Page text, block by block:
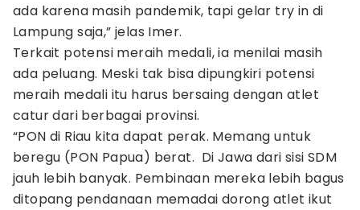
ada karena masih pandemik, tapi gelar try in di
Lampung saja,” jelas Imer.
Terkait potensi meraih medali, ia menilai masih
ada peluang. Meski tak bisa dipungkiri potensi
meraih medali itu harus bersaing dengan atlet
catur dari berbagai provinsi.
“PON di Riau kita dapat perak. Memang untuk
beregu (PON Papua) berat. Di Jawa dari sisi SDM
jauh lebih banyak. Pembinaan mereka lebih bagus
ditopang pendanaan memadai dorong atlet ikut